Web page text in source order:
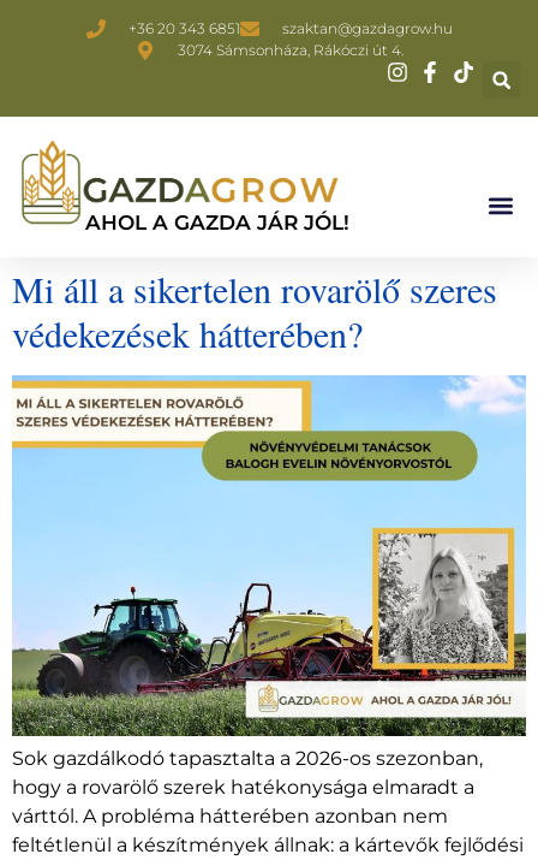
+36 20 343 6851
szaktan@gazdagrow.hu
3074 Sámsonháza, Rákóczi út 4.
AHOL A GAZDA JÁR JÓL!
Mi áll a sikertelen rovarölő szeres
védekezések hátterében?
Sok gazdálkodó tapasztalta a 2026-os szezonban,
hogy a rovarölő szerek hatékonysága elmaradt a
várttól. A probléma hátterében azonban nem
feltétlenül a készítmények állnak: a kártevők fejlődési